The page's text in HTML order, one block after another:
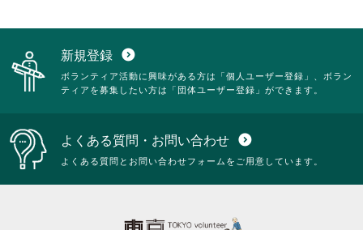
新規登録 expand_circle_down
ボランティア活動に興味がある方は「個人ユーザー登録」、ボラン
ティアを募集したい方は「団体ユーザー登録」ができます。
よくある質問・お問い合わせ expand_circle_down
よくある質問とお問い合わせフォームをご用意しています。